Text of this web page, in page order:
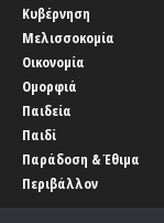
Κυβέρνηση
Μελισσοκομία
Οικονομία
Ομορφιά
Παιδεία
Παιδί
Παράδοση & Έθιμα
Περιβάλλον